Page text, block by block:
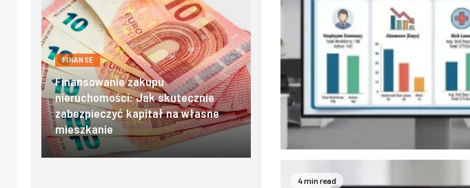
4 min read
FINANSE
Domki w zakopanem – poznaj
góralski klimat w najlepszym
wydaniu
FINANSE POŻYCZKI
Oprocentowanie kredytu
hipotecznego – stałe czy zmienne?
Porady dla kredytobiorców